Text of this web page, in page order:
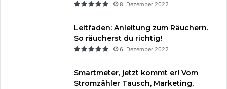
8. Dezember 2022
Leitfaden: Anleitung zum Räuchern.
So räucherst du richtig!
6. Dezember 2022
Smartmeter, jetzt kommt er! Vom
Stromzähler Tausch, Marketing,